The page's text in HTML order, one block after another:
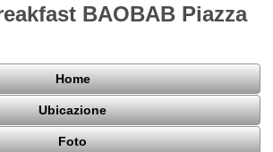
BAOBAB Piazza
Home
Ubicazione
Foto